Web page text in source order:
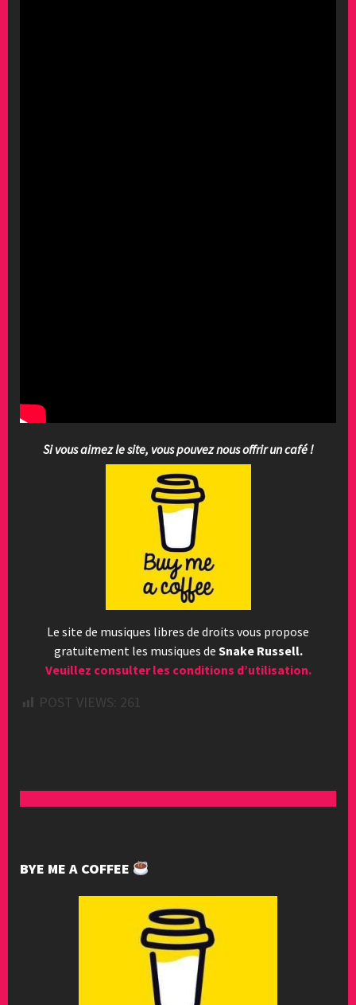
Si vous aimez le site, vous pouvez nous offrir un café !
Le site de musiques libres de droits vous propose
gratuitement les musiques de Snake Russell.
Veuillez consulter les conditions d’utilisation.
POST VIEWS: 261
BYE ME A COFFEE